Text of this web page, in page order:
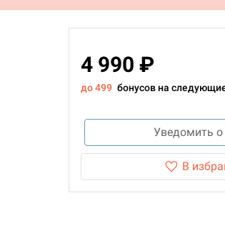
4 990 ₽
до 499 бонусов на
Уведомить о
В